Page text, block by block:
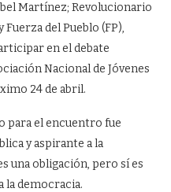
Martínez; Revolucionario
del Pueblo (FP),
en el debate
Nacional de Jóvenes
24 de abril.
para el encuentro fue
y aspirante a la
una obligación, pero sí es
la democracia.